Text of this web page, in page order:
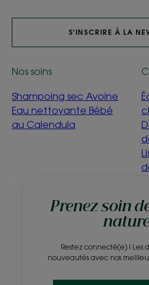
Prenez soin
Restez connecté(e) ! Les
nouveautés avec nos
S'INSCRIRE À LA
Nos soins
Shampoing sec Avoine
Eau nettoyante Bébé
au Calendula
À
Questions